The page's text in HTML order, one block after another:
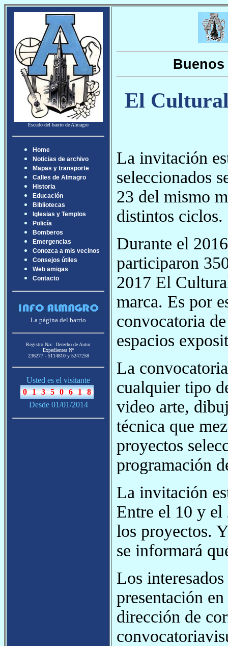
Escudo del barrio de Almagro
Home
Noticias de archivo
Mapas y transporte
Calles de Almagro
Historia
Educación
Bibliotecas
Iglesias y Templos
Policía
Bomberos
Emergencias
Conozca a mis vecinos
Consejos útiles
Web amigas
Contacto
La página del barrio
Registro Nac. Derecho de Autor
Expedientes Nª
236277 - 5114810 y 5247258
Usted es el visitante
Desde 01/01/2014
Buenos
El
La invitación
seleccionados
23 del mismo
distintos
Durante el
participaron
2017 El
marca. Es por
convocatoria
espacios
La
cualquier tipo
video arte,
técnica que
proyectos
programación
La invitación
Entre el 10 y el
los proyectos.
se informará
Los
presentación
dirección de